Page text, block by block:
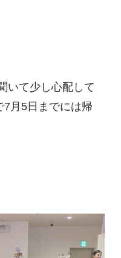
いて少し心配して
7月5日までには帰